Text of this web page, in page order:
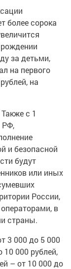
более сорока
за детьми,
на первого
на
Также с 1
РФ,
и безопасной
будут
или иных
России,
в
страны.
3 000 до 5 000
000 рублей,
– от 10 000 до